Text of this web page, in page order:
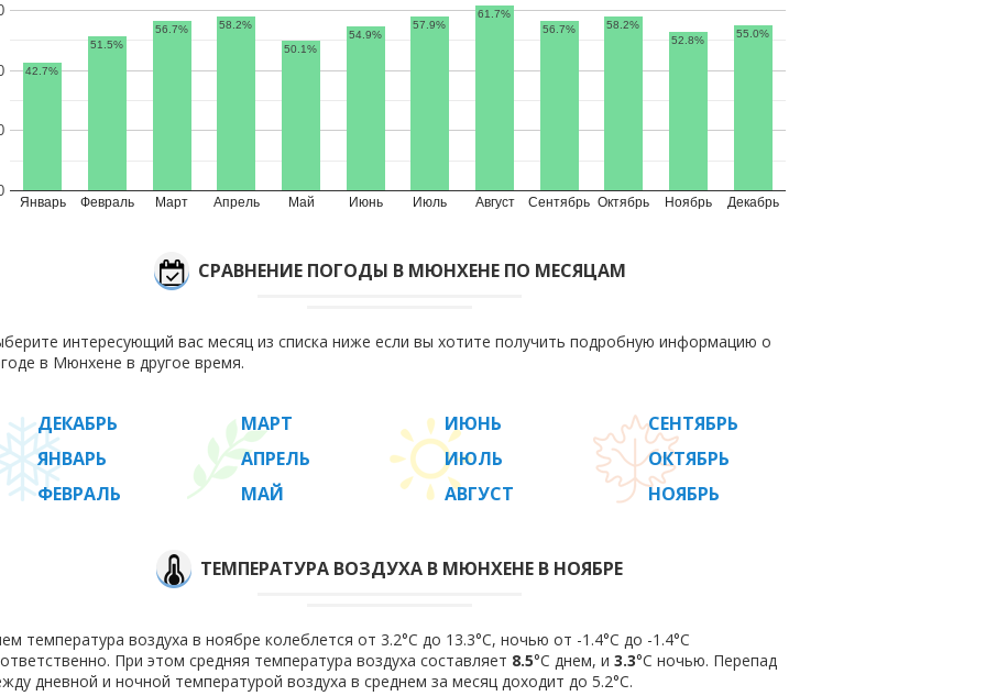
Январь Февраль Март Апрель Май Июнь Июль Август Сентябрь Октябрь Ноябрь Декабрь
42.7%
51.5%
56.7%
58.2%
50.1%
54.9%
57.9%
61.7%
56.7%
58.2%
52.8%
55.0%
СРАВНЕНИЕ ПОГОДЫ В МЮНХЕНЕ ПО МЕСЯЦАМ
интересующий вас месяц из списка ниже если вы хотите получить подробную информацию о
в Мюнхене в другое время.
ДЕКАБРЬ
ЯНВАРЬ
ФЕВРАЛЬ
МАРТ
АПРЕЛЬ
МАЙ
ИЮНЬ
ИЮЛЬ
АВГУСТ
СЕНТЯБРЬ
ОКТЯБРЬ
НОЯБРЬ
ТЕМПЕРАТУРА ВОЗДУХА В МЮНХЕНЕ В НОЯБРЕ
температура воздуха в ноябре колеблется от 3.2°C до 13.3°C, ночью от -1.4°C до -1.4°C
При этом средняя температура воздуха составляет 8.5°C днем, и 3.3°C ночью. Перепад
дневной и ночной температурой воздуха в среднем за месяц доходит до 5.2°С.